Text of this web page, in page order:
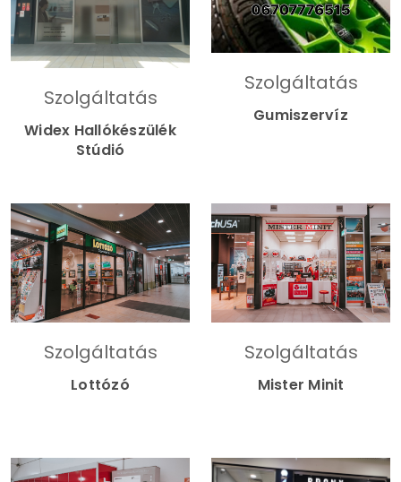
Szolgáltatás
Widex Hallókészülék
Stúdió
Szolgáltatás
Gumiszervíz
Szolgáltatás
Lottózó
Szolgáltatás
Mister Minit